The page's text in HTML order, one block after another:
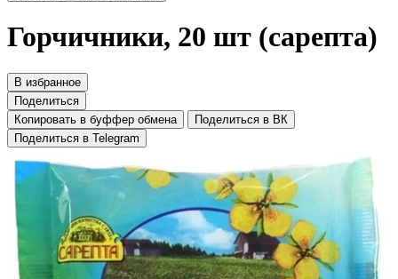
Горчичники, 20 шт (сарепта)
В избранное
Поделиться
Копировать в буффер обмена
Поделиться в ВК
Поделиться в Telegram